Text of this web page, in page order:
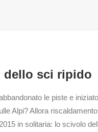
dello sci ripido
le piste e
Alpi? Allora
in solitaria: lo scivolo